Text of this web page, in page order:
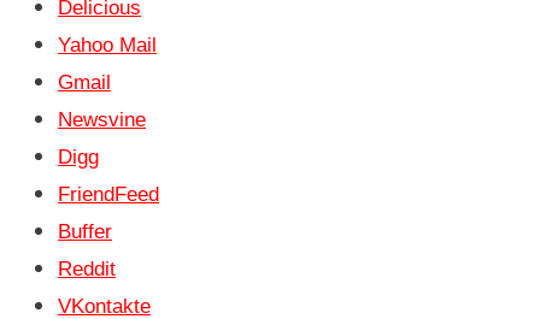
Delicious
Yahoo Mail
Gmail
Newsvine
Digg
FriendFeed
Buffer
Reddit
VKontakte